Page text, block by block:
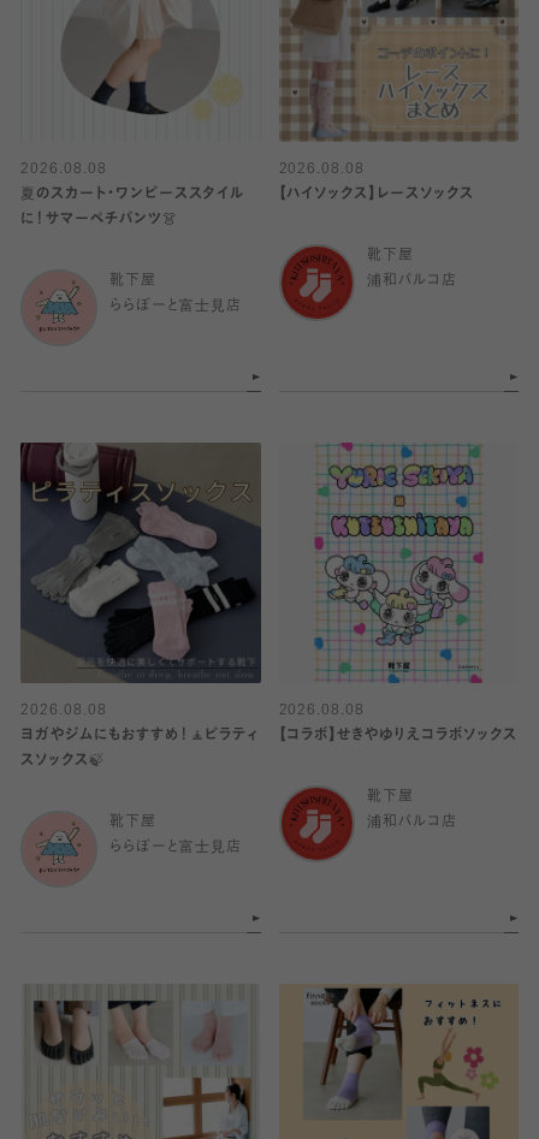
2026.08.08
夏のスカート・ワンピーススタイル
に！サマーペチパンツ👗
靴下屋
ららぽーと富士見店
2026.08.08
【ハイソックス】レースソックス
靴下屋
浦和パルコ店
2026.08.08
ヨガやジムにもおすすめ！🧘ピラティ
スソックス🍃
靴下屋
ららぽーと富士見店
2026.08.08
【コラボ】せきやゆりえコラボソックス
靴下屋
浦和パルコ店